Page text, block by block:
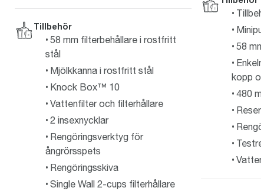
Tillbehör
58 mm filterbehållare i rostfritt
stål
Mjölkkanna i rostfritt stål
Knock Box™ 10
Vattenfilter och filterhållare
2 insexnycklar
Rengöringsverktyg för
ångrörsspets
Rengöringsskiva
Single Wall 2-cups filterhållare
58
kopp
480